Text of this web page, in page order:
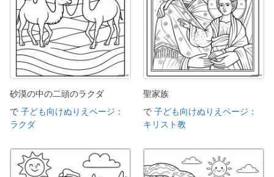
砂漠の中の二頭のラクダ
で 子ども向けぬりえページ：
ラクダ
聖家族
で 子ども向けぬりえページ：
キリスト教